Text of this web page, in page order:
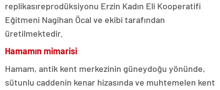
replikasıreprodüksiyonu Erzin Kadın Eli Kooperatifi
Eğitmeni Nagihan Öcal ve ekibi tarafından
üretilmektedir.
Hamamın mimarisi
Hamam, antik kent merkezinin güneydoğu yönünde,
sütunlu caddenin kenar hizasında ve muhtemelen kent